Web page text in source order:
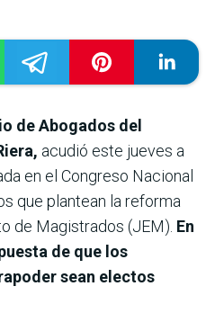
de Abogados del
acudió este jueves a
en el Congreso Nacional
que plantean la reforma
de Magistrados (JEM). En
de que los
sean electos